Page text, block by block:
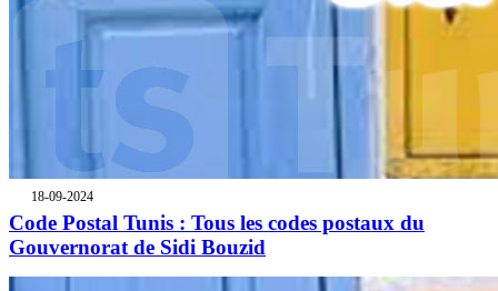
18-09-2024
Code Postal Tunis : Tous les codes postaux du
Gouvernorat de Sidi Bouzid